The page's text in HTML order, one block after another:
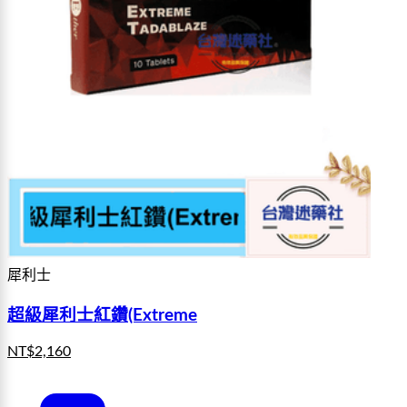
犀利士
超級犀利士紅鑽(Extreme
NT$2,160